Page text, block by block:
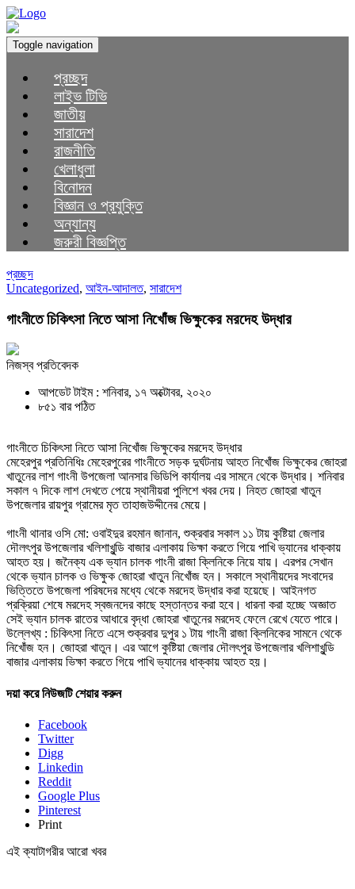
Toggle navigation
প্রচ্ছদ
লাইভ টিভি
জাতীয়
সারাদেশ
রাজনীতি
খেলাধুলা
বিনোদন
বিজ্ঞান ও প্রযুক্তি
অন্যান্য
জরুরী বিজ্ঞপ্তি
প্রচ্ছদ
Uncategorized, আইন-আদালত, সারাদেশ
গাংনীতে চিকিৎসা নিতে আসা নিখোঁজ ভিক্ষুকের মরদেহ উদ্ধার
নিজস্ব প্রতিবেদক
আপডেট টাইম : শনিবার, ১৭ অক্টোবর, ২০২০
৮৫১ বার পঠিত
গাংনীতে চিকিৎসা নিতে আসা নিখোঁজ ভিক্ষুকের মরদেহ উদ্ধার
মেহেরপুর প্রতিনিধিঃ মেহেরপুরের গাংনীতে সড়ক দুর্ঘটনায় আহত নিখোঁজ ভিক্ষুকের জোহরা
খাতুনের লাশ গাংনী উপজেলা আনসার ভিডিপি কার্যালয় এর সামনে থেকে উদ্ধার। শনিবার
সকাল ৭ দিকে লাশ দেখতে পেয়ে স্থানীয়রা পুলিশে খবর দেয়। নিহত জোহরা খাতুন
উপজেলার রায়পুর গ্রামের মৃত তাহাজউদ্দীনের মেয়ে।
গাংনী থানার ওসি মো: ওবাইদুর রহমান জানান, শুক্রবার সকাল ১১ টায় কুষ্টিয়া জেলার
দৌলৎপুর উপজেলার খলিশাখুন্ডি বাজার এলাকায় ভিক্ষা করতে গিয়ে পাখি ভ্যানের ধাক্কায়
আহত হয়। জনৈক্য এক ভ্যান চালক গাংনী রাজা ক্লিনিকে নিয়ে যায়। এরপর সেখান
থেকে ভ্যান চালক ও ভিক্ষুক জোহরা খাতুন নিখোঁজ হন। সকালে স্থানীয়দের সংবাদের
ভিত্তিতে উপজেলা পরিষদের মধ্যে থেকে মরদেহ উদ্ধার করা হয়েছে। আইনগত
প্রক্রিয়া শেষে মরদেহ স্বজনদের কাছে হস্তান্তর করা হবে। ধারনা করা হচ্ছে অজ্ঞাত
সেই ভ্যান চালক রাতের আধারে বৃদ্ধা জোহরা খাতুনের মরদেহ ফেলে রেখে যেতে পারে।
উল্লেখ্য : চিকিৎসা নিতে এসে শুক্রবার দুপুর ১ টায় গাংনী রাজা ক্লিনিকের সামনে থেকে
নিখোঁজ হন। জোহরা খাতুন। এর আগে কুষ্টিয়া জেলার দৌলৎপুর উপজেলার খলিশাখুন্ডি
বাজার এলাকায় ভিক্ষা করতে গিয়ে পাখি ভ্যানের ধাক্কায় আহত হয়।
দয়া করে নিউজটি শেয়ার করুন
Facebook
Twitter
Digg
Linkedin
Reddit
Google Plus
Pinterest
Print
এই ক্যাটাগরীর আরো খবর